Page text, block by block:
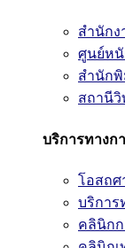
สำนักง
ศูนย์หนั
สำนัก
สถานีวิ
บริการทางก
โอสถศ
บริการ
คลินิก